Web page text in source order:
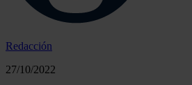
Redacción
27/10/2022